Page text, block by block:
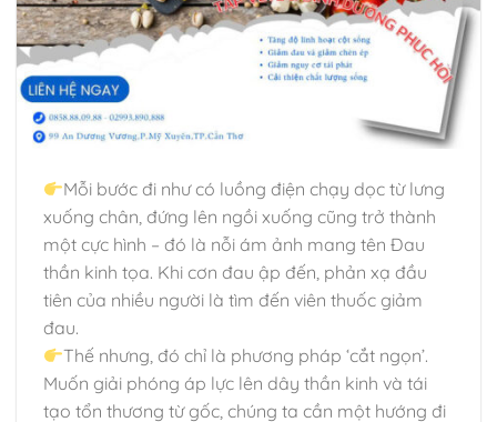
Mỗi bước đi như có luồng điện chạy dọc từ lưng
xuống chân, đứng lên ngồi xuống cũng trở thành
một cực hình – đó là nỗi ám ảnh mang tên Đau
thần kinh tọa. Khi cơn đau ập đến, phản xạ đầu
tiên của nhiều người là tìm đến viên thuốc giảm
đau.
Thế nhưng, đó chỉ là phương pháp ‘cắt ngọn’.
Muốn giải phóng áp lực lên dây thần kinh và tái
tạo tổn thương từ gốc, chúng ta cần một hướng đi